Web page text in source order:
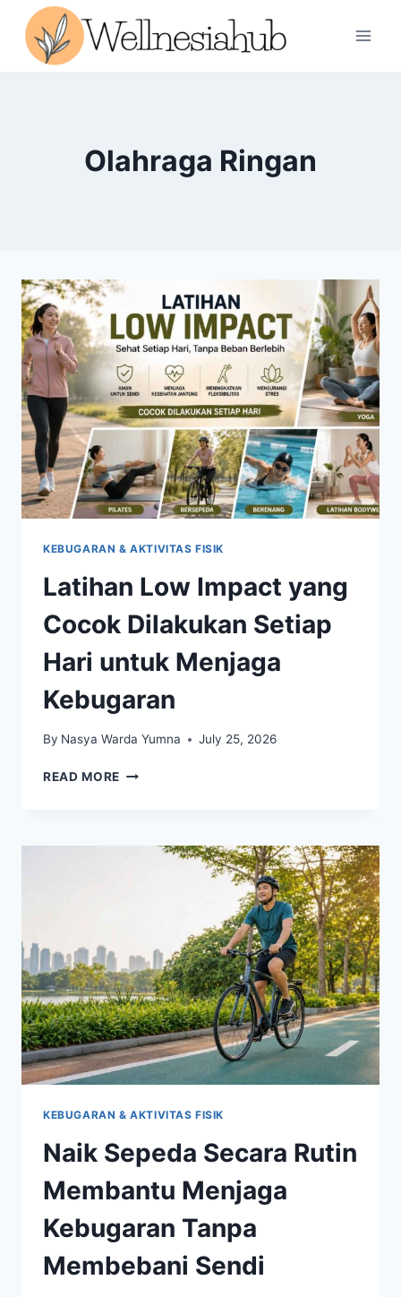
content
Olahraga Ringan
KEBUGARAN & AKTIVITAS FISIK
Latihan Low Impact yang
Cocok Dilakukan Setiap
Hari untuk Menjaga
Kebugaran
By Nasya Warda Yumna July 25, 2026
READ MORE LATIHAN
COCOK
MENJAGA
KEBUGARAN
KEBUGARAN & AKTIVITAS FISIK
Naik Sepeda Secara Rutin
Membantu Menjaga
Kebugaran Tanpa
Membebani Sendi